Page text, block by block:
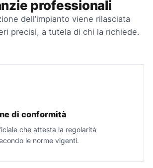
professionali
dell’impianto viene rilasciata
precisi, a tutela di chi la richiede.
di conformità
che attesta la regolarità
le norme vigenti.